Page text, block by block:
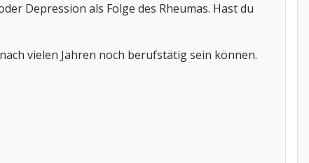
Depression als Folge des Rheumas. Hast du
vielen Jahren noch berufstätig sein können.